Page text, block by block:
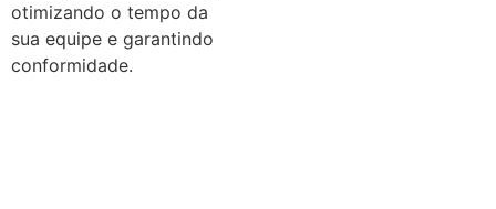
otimizando o tempo da
sua equipe e garantindo
conformidade.